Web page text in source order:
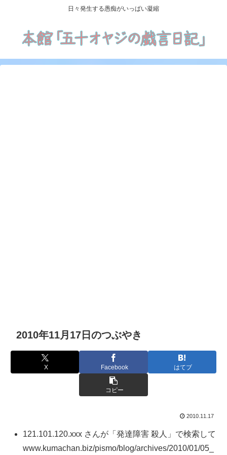
日々発生する愚痴がいっぱい凝縮
2010年11月17日のつぶやき
X Facebook はてブ
コピー
2010.11.17
121.101.120.xxx さんが「発達障害 殺人」で検索して
www.kumachan.biz/pismo/blog/archives/2010/01/05_